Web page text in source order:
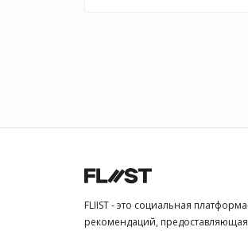
FLIIST - это социальная
рекомендаций,